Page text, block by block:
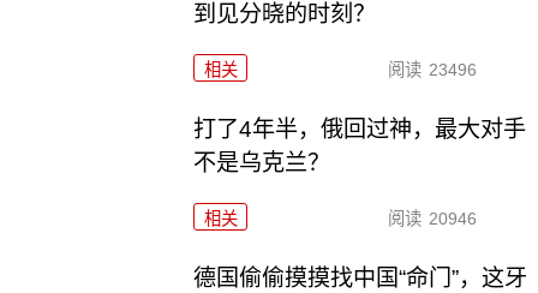
到见分晓的时刻？
相关 阅读 23496
打了4年半，俄回过神，最大对手
不是乌克兰？
相关 阅读 20946
德国偷偷摸摸找中国“命门”，这牙